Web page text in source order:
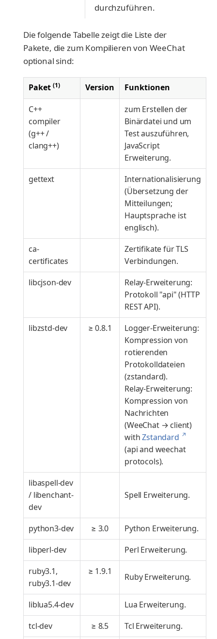
durchzuführen.
Die folgende Tabelle zeigt die Liste der
Pakete, die zum Kompilieren von WeeChat
optional sind:
Paket (1) Version Funktionen
C++
compiler
(g++ /
clang++)
zum Erstellen der
Binärdatei und um
Test auszuführen,
JavaScript
Erweiterung.
gettext
Internationalisierung
(Übersetzung der
Mitteilungen;
Hauptsprache ist
englisch).
ca-
certificates
Zertifikate für TLS
Verbindungen.
libcjson-dev
Relay-Erweiterung:
Protokoll "api" (HTTP
REST API).
libzstd-dev
≥ 0.8.1
Logger-Erweiterung:
Kompression von
rotierenden
Protokolldateien
(zstandard).
Relay-Erweiterung:
Kompression von
Nachrichten
(WeeChat → client)
withZstandard ↗
(api and weechat
protocols).
libaspell-dev
/ libenchant-
dev
Spell Erweiterung.
python3-dev ≥ 3.0
Python Erweiterung.
libperl-dev
Perl Erweiterung.
ruby3.1,
ruby3.1-dev
≥ 1.9.1
Ruby Erweiterung.
liblua5.4-dev
Lua Erweiterung.
tcl-dev
≥ 8.5
Tcl Erweiterung.